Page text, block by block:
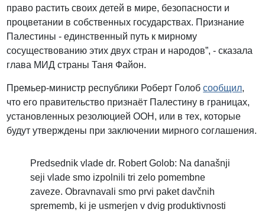
право растить своих детей в мире, безопасности и
процветании в собственных государствах. Признание
Палестины - единственный путь к мирному
сосуществованию этих двух стран и народов”, - сказала
глава МИД страны Таня Файон.
Премьер-министр республики Роберт Голобсообщил,
что его правительство признаёт Палестину в границах,
установленных резолюцией ООН, или в тех, которые
будут утверждены при заключении мирного соглашения.
Predsednik vlade dr. Robert Golob: Na današnji
seji vlade smo izpolnili tri zelo pomembne
zaveze. Obravnavali smo prvi paket davčnih
sprememb, ki je usmerjen v dvig produktivnosti